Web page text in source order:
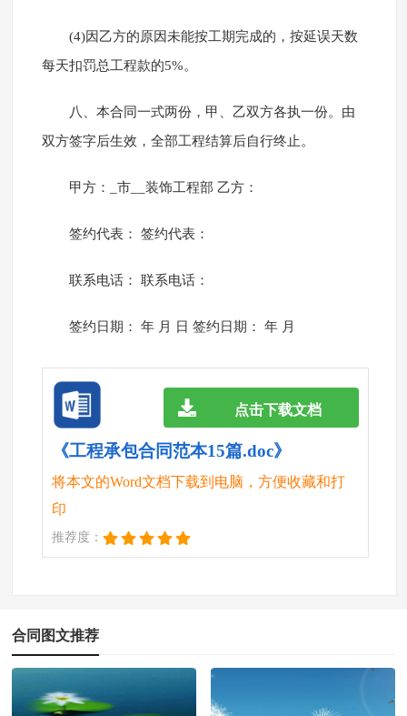
(4)因乙方的原因未能按工期完成的，按延误天数
每天扣罚总工程款的5%。
八、本合同一式两份，甲、乙双方各执一份。由
双方签字后生效，全部工程结算后自行终止。
甲方：_市__装饰工程部 乙方：
签约代表： 签约代表：
联系电话： 联系电话：
签约日期： 年 月 日 签约日期： 年 月
《工程承包合同范本15篇.doc》
将本文的Word文档下载到电脑，方便收藏和打
印
推荐度：
点击下载文档
合同图文推荐